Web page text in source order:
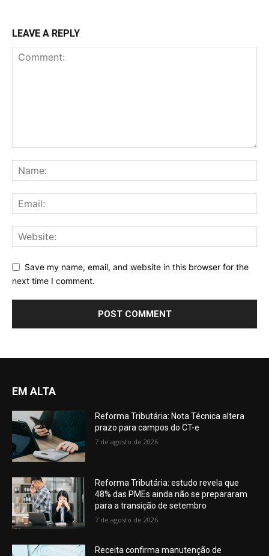
LEAVE A REPLY
Save my name, email, and website in this browser for the
next time I comment.
EM ALTA
Reforma Tributária: Nota Técnica altera
prazo para campos do CT-e
7 de agosto de 2026
Reforma Tributária: estudo revela que
48% das PMEs ainda não se prepararam
para a transição de setembro
7 de agosto de 2026
Receita confirma manutenção de